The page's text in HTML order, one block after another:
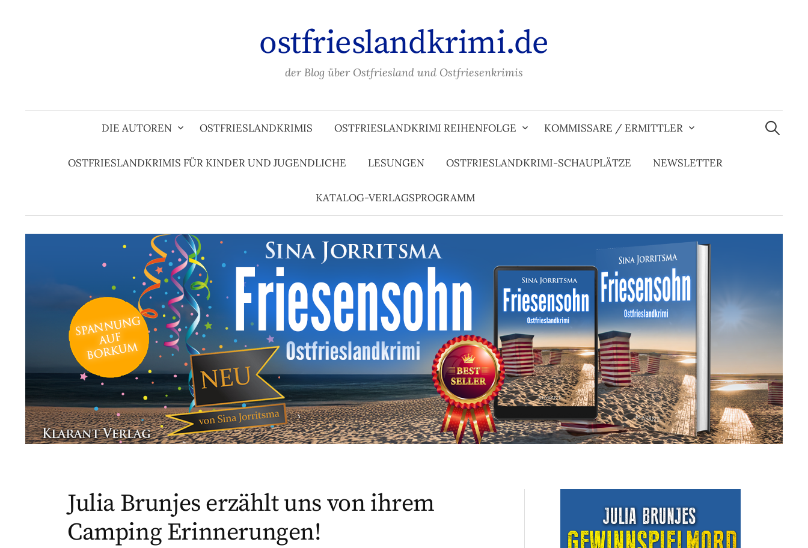
ostfrieslandkrimi.de
der Blog über Ostfriesland und Ostfriesenkrimis
DIE AUTOREN OSTFRIESLANDKRIMIS OSTFRIESLANDKRIMI REIHENFOLGE KOMMISSARE / ERMITTLER
OSTFRIESLANDKRIMIS FÜR KINDER UND JUGENDLICHE LESUNGEN OSTFRIESLANDKRIMI-SCHAUPLÄTZE NEWSLETTER
KATALOG-VERLAGSPROGRAMM
Suchen
nach:
Julia Brunjes erzählt uns von ihrem
Camping Erinnerungen!